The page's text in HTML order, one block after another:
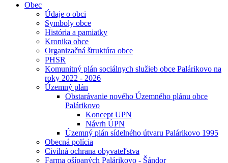
Obec
Údaje o obci
Symboly obce
História a pamiatky
Kronika obce
Organizačná štruktúra obce
PHSR
Komunitný plán sociálnych služieb obce Palárikovo na
roky 2022 - 2026
Územný plán
Obstarávanie nového Územného plánu obce
Palárikovo
Koncept UPN
Návrh ÚPN
Územný plán sídelného útvaru Palárikovo 1995
Obecná polícia
Civilná ochrana obyvateľstva
Farma ošípaných Palárikovo - Šándor